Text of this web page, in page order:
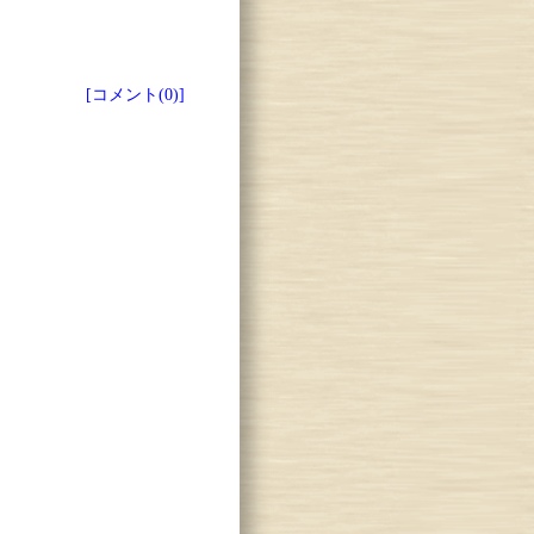
[コメント(0)]